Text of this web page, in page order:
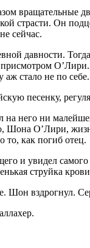
вращательные
страсти. Он
сейчас.
давности.
стало не по себе.
песенку,
на него ни
Шона О’Лири,
как погиб отец.
и увидел
струйка
Шон вздрогнул.